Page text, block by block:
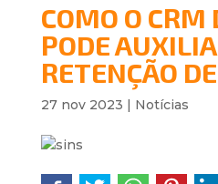
COMO O CRM
PODE
RETENÇÃO
27 nov 2023 | Notícias